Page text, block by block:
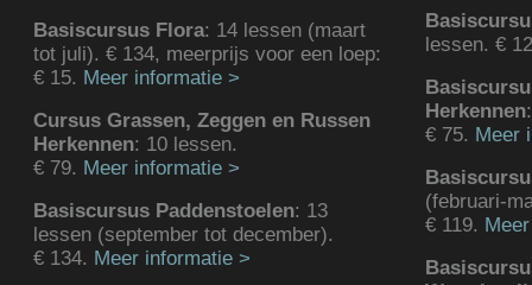
Basiscursus Flora: 14 lessen (maart
tot juli). € 134, meerprijs voor een loep:
€ 15. Meer informatie >
Cursus Grassen, Zeggen en Russen
Herkennen: 10 lessen.
€ 79. Meer informatie >
Basiscursus Paddenstoelen: 13
lessen (september tot december).
€ 134. Meer informatie >
lessen. €
Herkennen
€ 75. Meer
(februari-
€ 119.